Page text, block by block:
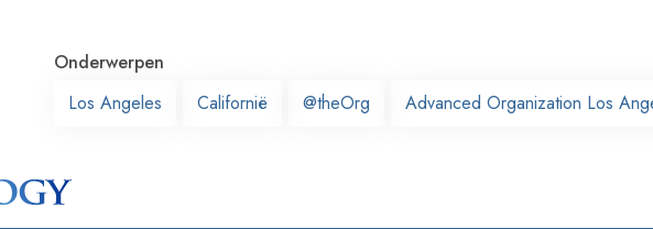
Onderwerpen
Los Angeles
Californië @theOrg Advanced Organization Los